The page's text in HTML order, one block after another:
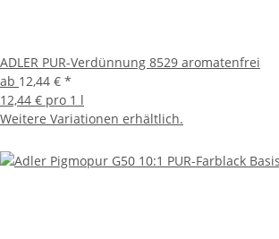
ADLER PUR-Verdünnung 8529 aromatenfrei
ab 12,44 € *
12,44 € pro 1 l
Weitere Variationen erhältlich.